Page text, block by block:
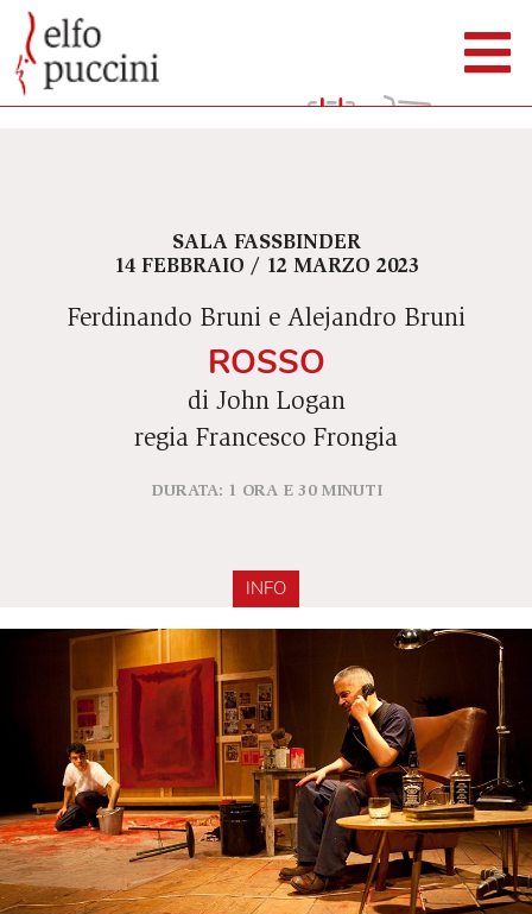
SALA FASSBINDER
14 FEBBRAIO / 12 MARZO 2023
Ferdinando Bruni e Alejandro Bruni
ROSSO
di John Logan
regia Francesco Frongia
DURATA: 1 ORA E 30 MINUTI
INFO